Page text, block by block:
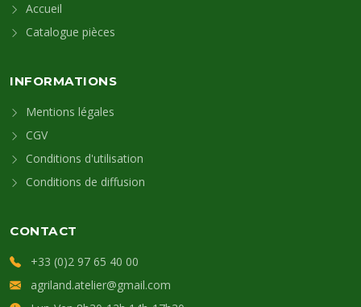
Accueil
Catalogue pièces
INFORMATIONS
Mentions légales
CGV
Conditions d'utilisation
Conditions de diffusion
CONTACT
+33 (0)2 97 65 40 00
agriland.atelier@gmail.com